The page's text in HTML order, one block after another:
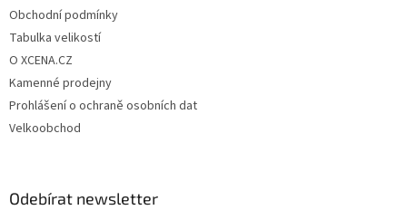
Obchodní podmínky
Tabulka velikostí
O XCENA.CZ
Kamenné prodejny
Prohlášení o ochraně osobních dat
Velkoobchod
Odebírat newsletter